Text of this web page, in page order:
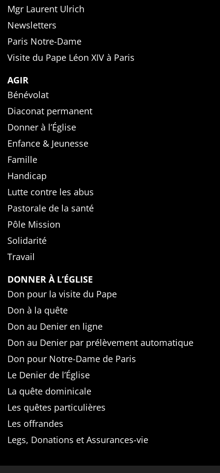
Mgr Laurent Ulrich
Newsletters
Paris Notre-Dame
Visite du Pape Léon XIV à Paris
AGIR
Bénévolat
Diaconat permanent
Donner à l’Église
Enfance & Jeunesse
Famille
Handicap
Lutte contre les abus
Pastorale de la santé
Pôle Mission
Solidarité
Travail
DONNER À L’ÉGLISE
Don pour la visite du Pape
Don à la quête
Don au Denier en ligne
Don au Denier par prélèvement automatique
Don pour Notre-Dame de Paris
Le Denier de l’Église
La quête dominicale
Les quêtes particulières
Les offrandes
Legs, Donations et Assurances-vie